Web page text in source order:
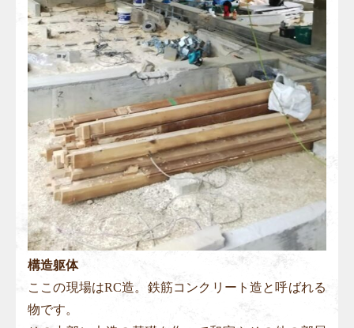
構造躯体
ここの現場はRC造。鉄筋コンクリート造と呼ばれる
物です。